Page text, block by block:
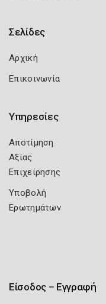
Σελίδες
Αρχική
Επικοινωνία
Υπηρεσίες
Αποτίμηση
Αξίας
Επιχείρησης
Υποβολή
Ερωτημάτων
Είσοδος – Εγγραφή